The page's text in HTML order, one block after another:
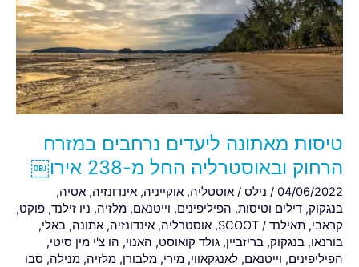
טיסות מאתונה ליעדים נרחבים במזרח
הרחוק ובאוסטרליה החל מ-238 אירו￼
04/06/2022
/ נילס / אוסטליה, אוקייניה, אינדונזיה, אסיה,
בנגקוק, דילים וטיסות, הפיליפינים, וייטנאם, מלזיה, ניו זילנד, פוקט,
קראבי, תאילנד /
SCOOT
, אוסטרליה, אינדונזיה, אתונה, באלי,
בורנאו, בנגקוק, בריזביין, גולד קואוסט, האנוי, הו צ'י מין סיטי,
הפיליפינים, וייטנאם, לאנגקאווי, מירי, מלבורן, מלזיה, מנילה, סבו
נרחבים
במזרח
הרחוק
ובאוסטרליה
החל
מ-238
￼